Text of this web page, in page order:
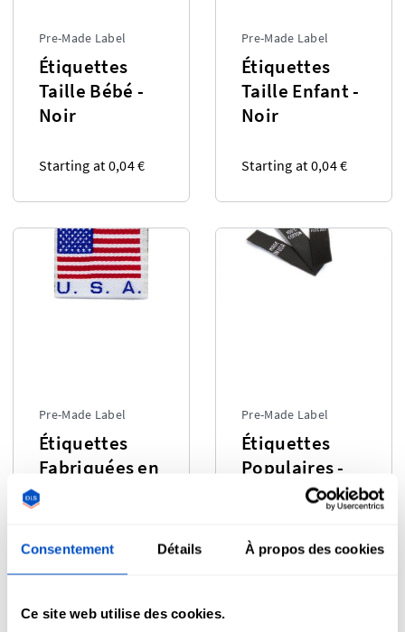
Consentement Détails À propos des cookies
Ce site web utilise des cookies.
Pre-Made Label
Étiquettes
Taille Bébé -
Noir
Starting at 0,04 €
Pre-Made Label
Étiquettes
Taille Enfant -
Noir
Starting at 0,04 €
Pre-Made Label
Étiquettes
Fabriquées en
Starting at 0,05 €
Pre-Made Label
Étiquettes
Populaires -
Starting at 0,04 €